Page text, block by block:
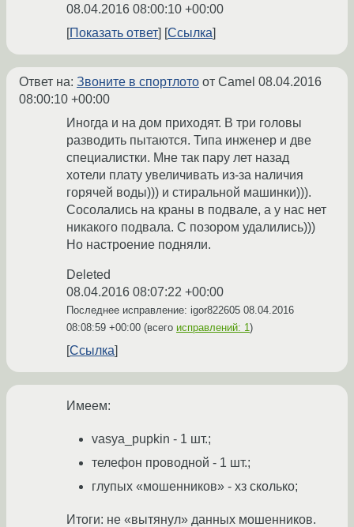
08.04.2016 08:00:10 +00:00
Показать ответ
Ссылка
Ответ на: Звоните в спортлото от Camel 08.04.2016
08:00:10 +00:00
Иногда и на дом приходят. В три головы
разводить пытаются. Типа инженер и две
специалистки. Мне так пару лет назад
хотели плату увеличивать из-за наличия
горячей воды))) и стиральной машинки))).
Сосолались на краны в подвале, а у нас нет
никакого подвала. С позором удалились)))
Но настроение подняли.
Deleted
08.04.2016 08:07:22 +00:00
Последнее исправление: igor822605 08.04.2016
08:08:59 +00:00 (всего исправлений: 1)
Ссылка
Имеем:
vasya_pupkin - 1 шт.;
телефон проводной - 1 шт.;
глупых «мошенников» - хз сколько;
Итоги: не «вытянул» данных мошенников.